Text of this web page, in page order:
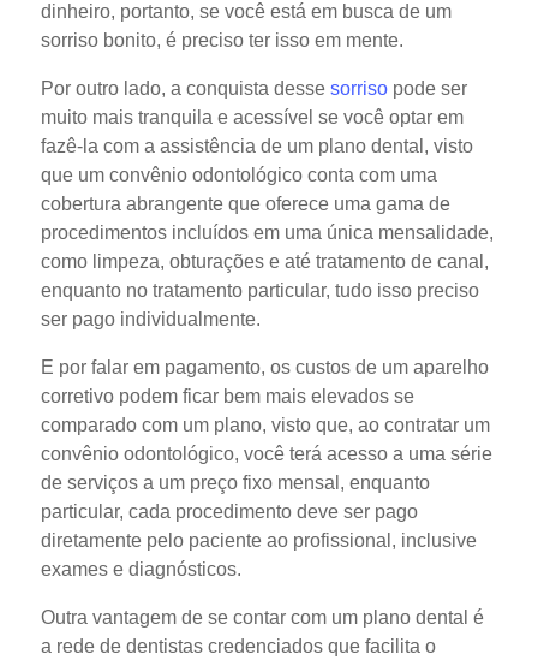
dinheiro, portanto, se você está em busca de um
sorriso bonito, é preciso ter isso em mente.
Por outro lado, a conquista desse sorrisopode ser
muito mais tranquila e acessível se você optar em
fazê-la com a assistência de um plano dental, visto
que um convênio odontológico conta com uma
cobertura abrangente que oferece uma gama de
procedimentos incluídos em uma única mensalidade,
como limpeza, obturações e até tratamento de canal,
enquanto no tratamento particular, tudo isso preciso
ser pago individualmente.
E por falar em pagamento, os custos de um aparelho
corretivo podem ficar bem mais elevados se
comparado com um plano, visto que, ao contratar um
convênio odontológico, você terá acesso a uma série
de serviços a um preço fixo mensal, enquanto
particular, cada procedimento deve ser pago
diretamente pelo paciente ao profissional, inclusive
exames e diagnósticos.
Outra vantagem de se contar com um plano dental é
a rede de dentistas credenciados que facilita o